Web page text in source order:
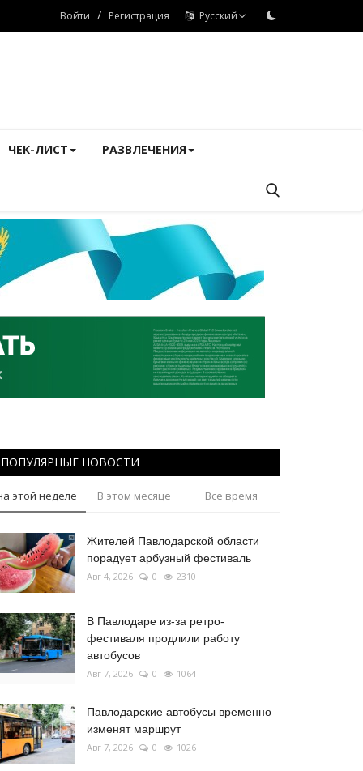
Войти / Регистрация Русский
ЧЕК-ЛИСТ РАЗВЛЕЧЕНИЯ
ПОПУЛЯРНЫЕ НОВОСТИ
этой неделе В этом месяце Все время
Жителей Павлодарской области
порадует арбузный фестиваль
Авг 4, 2026 0 2310
В Павлодаре из-за ретро-
фестиваля продлили работу
автобусов
Авг 7, 2026 0 1064
Павлодарские автобусы временно
изменят маршрут
Авг 7, 2026 0 1026